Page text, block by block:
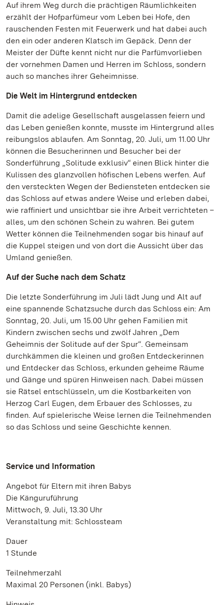
Auf ihrem Weg durch die prächtigen Räumlichkeiten
erzählt der Hofparfümeur vom Leben bei Hofe, den
rauschenden Festen mit Feuerwerk und hat dabei auch
den ein oder anderen Klatsch im Gepäck. Denn der
Meister der Düfte kennt nicht nur die Parfümvorlieben
der vornehmen Damen und Herren im Schloss, sondern
auch so manches ihrer Geheimnisse.
Die Welt im Hintergrund entdecken
Damit die adelige Gesellschaft ausgelassen feiern und
das Leben genießen konnte, musste im Hintergrund alles
reibungslos ablaufen. Am Sonntag, 20. Juli, um 11.00 Uhr
können die Besucherinnen und Besucher bei der
Sonderführung „Solitude exklusiv“ einen Blick hinter die
Kulissen des glanzvollen höfischen Lebens werfen. Auf
den versteckten Wegen der Bediensteten entdecken sie
das Schloss auf etwas andere Weise und erleben dabei,
wie raffiniert und unsichtbar sie ihre Arbeit verrichteten –
alles, um den schönen Schein zu wahren. Bei gutem
Wetter können die Teilnehmenden sogar bis hinauf auf
die Kuppel steigen und von dort die Aussicht über das
Umland genießen.
Auf der Suche nach dem Schatz
Die letzte Sonderführung im Juli lädt Jung und Alt auf
eine spannende Schatzsuche durch das Schloss ein: Am
Sonntag, 20. Juli, um 15.00 Uhr gehen Familien mit
Kindern zwischen sechs und zwölf Jahren „Dem
Geheimnis der Solitude auf der Spur“. Gemeinsam
durchkämmen die kleinen und großen Entdeckerinnen
und Entdecker das Schloss, erkunden geheime Räume
und Gänge und spüren Hinweisen nach. Dabei müssen
sie Rätsel entschlüsseln, um die Kostbarkeiten von
Herzog Carl Eugen, dem Erbauer des Schlosses, zu
finden. Auf spielerische Weise lernen die Teilnehmenden
so das Schloss und seine Geschichte kennen.
Service und Information
Angebot für Eltern mit ihren Babys
Die Känguruführung
Mittwoch, 9. Juli, 13.30 Uhr
Veranstaltung mit: Schlossteam
Dauer
1 Stunde
Teilnehmerzahl
Maximal 20 Personen (inkl. Babys)